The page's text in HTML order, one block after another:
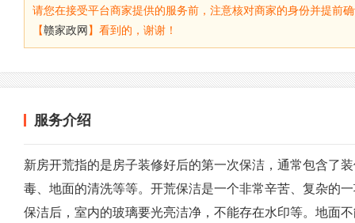
请您在接受平台商家提供的服务前，注意核对商家的身份并提前
【赣家政网】看到的，谢谢！
服务介绍
新房开荒指的是房子装修好后的第一次保洁，通常包含了
毒、地面的清洗等等。开荒保洁是一个非常辛苦、复杂的
保洁后，室内的玻璃要光亮洁净，不能存在水印等。地面